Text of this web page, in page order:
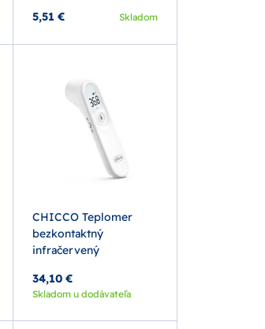
5,51 €
Skladom
CHICCO Teplomer
bezkontaktný
infračervený
34,10 €
Skladom u dodávateľa